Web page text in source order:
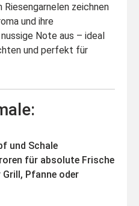
zeichnen
und ihre
Note aus – ideal
und perfekt für
und Schale
für absolute Frische
Grill, Pfanne oder